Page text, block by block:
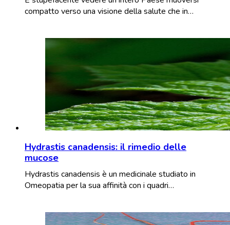
compatto verso una visione della salute che in…
Hydrastis canadensis: il rimedio delle
mucose
Hydrastis canadensis è un medicinale studiato in
Omeopatia per la sua affinità con i quadri…